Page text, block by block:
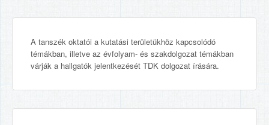
A tanszék oktatói a kutatási területükhöz kapcsolódó
témákban, illetve az évfolyam- és szakdolgozat témákban
várják a hallgatók jelentkezését TDK dolgozat írására.